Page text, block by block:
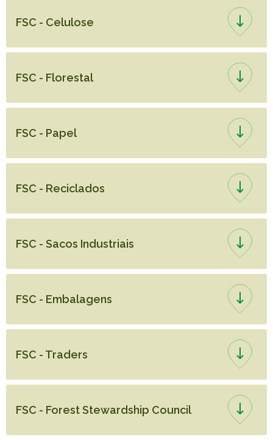
FSC - Celulose
FSC - Florestal
FSC - Papel
FSC - Reciclados
FSC - Sacos Industriais
FSC - Embalagens
FSC - Traders
FSC - Forest Stewardship Council